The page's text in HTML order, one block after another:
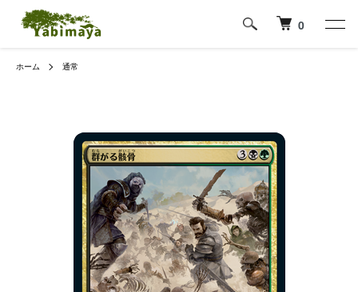
0
ホーム 通常